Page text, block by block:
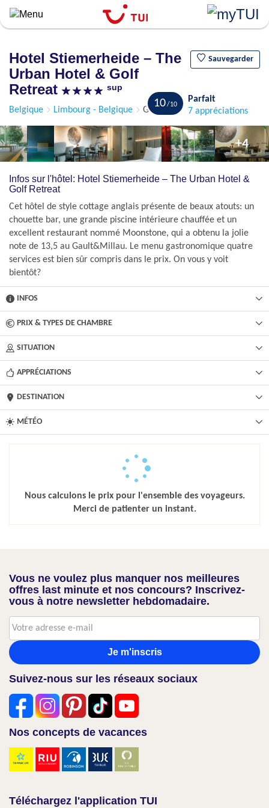
Aller
principal
Hotel Stiemerheide – The
Urban Hotel & Golf
Retreat
sup
Sauvegarder
Belgique Limbourg - Belgique Genk
10
Parfait
7 appréciations
+4
Infos sur l'hôtel: Hotel Stiemerheide – The Urban Hotel &
Golf Retreat
Cet hôtel de style cottage anglais présente de beaux atouts: un
chouette bar, une grande piscine intérieure chauffée et un
excellent restaurant nommé Moonstone, qui a obtenu la jolie
note de 13,5 au Gault&Millau. Le menu gastronomique quatre
services est bien sûr compris dans le prix. On vous y voit
bientôt?
INFOS
PRIX & TYPES DE CHAMBRE
SITUATION
APPRÉCIATIONS
DESTINATION
MÉTÉO
Nous calculons le prix pour l'ensemble des voyageurs.
Merci de patienter un instant.
Vous ne voulez plus manquer nos meilleures
offres last minute et nos concours? Inscrivez-
vous à notre newsletter hebdomadaire.
Je m'inscris
Suivez-nous sur les réseaux sociaux
Nos concepts de vacances
Téléchargez l'application TUI